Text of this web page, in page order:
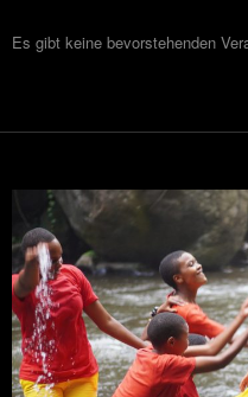
Es gibt keine bevorstehenden